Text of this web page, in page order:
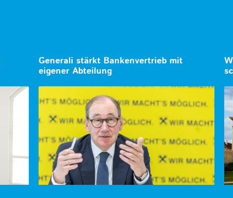
Generali stärkt Bankenvertrieb mit
eigener Abteilung